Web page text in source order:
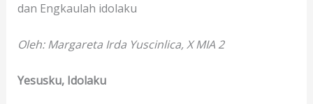
dan Engkaulah idolaku
Oleh: Margareta Irda Yuscinlica, X MIA 2
Yesusku, Idolaku